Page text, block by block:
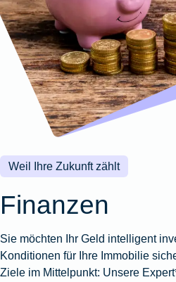
Wohnungsschutzbrief
Zur
Produktübersicht
Zur
Produktübersicht
Zur
Produktübersicht
Zur
Produktübersicht
Zur
Produktübersicht
Zur
Produktübersicht
Zur
Produktübersicht
Montageversicherung
Zur
Produktübersicht
Gruppenunfall für
Betriebe
Gruppenunfall für
Vereine
Produktübersicht
Kunstversicherung
Ausstellungsversicherung
Valorenversicherung
Zur
Weil Ihre Zukunft zählt
Finanzen
Sie möchten Ihr Geld intelligent
Konditionen für Ihre Immobilie
Ziele im Mittelpunkt: Unsere